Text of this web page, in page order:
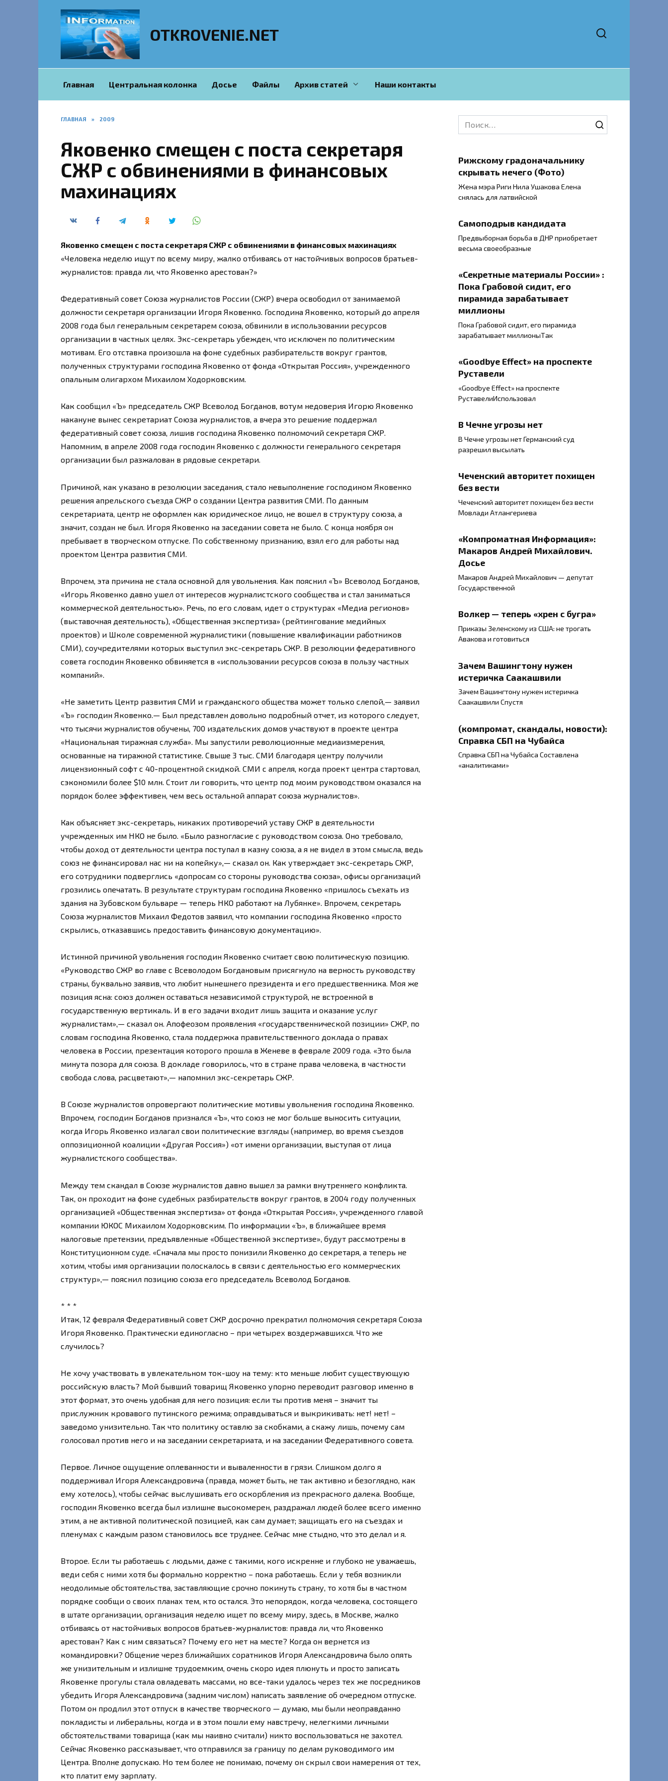
OTKROVENIE.NET
Главная Центральная колонка Досье Файлы Архив статей Наши контакты
ГЛАВНАЯ » 2009
Яковенко смещен с поста секретаря
СЖР с обвинениями в финансовых
махинациях
Яковенко смещен с поста секретаря СЖР с обвинениями в финансовых махинациях
«Человека неделю ищут по всему миру, жалко отбиваясь от настойчивых вопросов братьев-
журналистов: правда ли, что Яковенко арестован?»
Федеративный совет Союза журналистов России (СЖР) вчера освободил от занимаемой
должности секретаря организации Игоря Яковенко. Господина Яковенко, который до апреля
2008 года был генеральным секретарем союза, обвинили в использовании ресурсов
организации в частных целях. Экс-секретарь убежден, что исключен по политическим
мотивам. Его отставка произошла на фоне судебных разбирательств вокруг грантов,
полученных структурами господина Яковенко от фонда «Открытая Россия», учрежденного
опальным олигархом Михаилом Ходорковским.
Как сообщил «Ъ» председатель СЖР Всеволод Богданов, вотум недоверия Игорю Яковенко
накануне вынес секретариат Союза журналистов, а вчера это решение поддержал
федеративный совет союза, лишив господина Яковенко полномочий секретаря СЖР.
Напомним, в апреле 2008 года господин Яковенко с должности генерального секретаря
организации был разжалован в рядовые секретари.
Причиной, как указано в резолюции заседания, стало невыполнение господином Яковенко
решения апрельского съезда СЖР о создании Центра развития СМИ. По данным
секретариата, центр не оформлен как юридическое лицо, не вошел в структуру союза, а
значит, создан не был. Игоря Яковенко на заседании совета не было. С конца ноября он
пребывает в творческом отпуске. По собственному признанию, взял его для работы над
проектом Центра развития СМИ.
Впрочем, эта причина не стала основной для увольнения. Как пояснил «Ъ» Всеволод Богданов,
«Игорь Яковенко давно ушел от интересов журналистского сообщества и стал заниматься
коммерческой деятельностью». Речь, по его словам, идет о структурах «Медиа регионов»
(выставочная деятельность), «Общественная экспертиза» (рейтингование медийных
проектов) и Школе современной журналистики (повышение квалификации работников
СМИ), соучредителями которых выступил экс-секретарь СЖР. В резолюции федеративного
совета господин Яковенко обвиняется в «использовании ресурсов союза в пользу частных
компаний».
«Не заметить Центр развития СМИ и гражданского общества может только слепой,— заявил
«Ъ» господин Яковенко.— Был представлен довольно подробный отчет, из которого следует,
что тысячи журналистов обучены, 700 издательских домов участвуют в проекте центра
«Национальная тиражная служба». Мы запустили революционные медиаизмерения,
основанные на тиражной статистике. Свыше 3 тыс. СМИ благодаря центру получили
лицензионный софт с 40-процентной скидкой. СМИ с апреля, когда проект центра стартовал,
сэкономили более $10 млн. Стоит ли говорить, что центр под моим руководством оказался на
порядок более эффективен, чем весь остальной аппарат союза журналистов».
Как объясняет экс-секретарь, никаких противоречий уставу СЖР в деятельности
учрежденных им НКО не было. «Было разногласие с руководством союза. Оно требовало,
чтобы доход от деятельности центра поступал в казну союза, а я не видел в этом смысла, ведь
союз не финансировал нас ни на копейку»,— сказал он. Как утверждает экс-секретарь СЖР,
его сотрудники подверглись «допросам со стороны руководства союза», офисы организаций
грозились опечатать. В результате структурам господина Яковенко «пришлось съехать из
здания на Зубовском бульваре — теперь НКО работают на Лубянке». Впрочем, секретарь
Союза журналистов Михаил Федотов заявил, что компании господина Яковенко «просто
скрылись, отказавшись предоставить финансовую документацию».
Истинной причиной увольнения господин Яковенко считает свою политическую позицию.
«Руководство СЖР во главе с Всеволодом Богдановым присягнуло на верность руководству
страны, буквально заявив, что любит нынешнего президента и его предшественника. Моя же
позиция ясна: союз должен оставаться независимой структурой, не встроенной в
государственную вертикаль. И в его задачи входит лишь защита и оказание услуг
журналистам»,— сказал он. Апофеозом проявления «государственнической позиции» СЖР, по
словам господина Яковенко, стала поддержка правительственного доклада о правах
человека в России, презентация которого прошла в Женеве в феврале 2009 года. «Это была
минута позора для союза. В докладе говорилось, что в стране права человека, в частности
свобода слова, расцветают»,— напомнил экс-секретарь СЖР.
В Союзе журналистов опровергают политические мотивы увольнения господина Яковенко.
Впрочем, господин Богданов признался «Ъ», что союз не мог больше выносить ситуации,
когда Игорь Яковенко излагал свои политические взгляды (например, во время съездов
оппозиционной коалиции «Другая Россия») «от имени организации, выступая от лица
журналистского сообщества».
Между тем скандал в Союзе журналистов давно вышел за рамки внутреннего конфликта.
Так, он проходит на фоне судебных разбирательств вокруг грантов, в 2004 году полученных
организацией «Общественная экспертиза» от фонда «Открытая Россия», учрежденного главой
компании ЮКОС Михаилом Ходорковским. По информации «Ъ», в ближайшее время
налоговые претензии, предъявленные «Общественной экспертизе», будут рассмотрены в
Конституционном суде. «Сначала мы просто понизили Яковенко до секретаря, а теперь не
хотим, чтобы имя организации полоскалось в связи с деятельностью его коммерческих
структур»,— пояснил позицию союза его председатель Всеволод Богданов.
* * *
Итак, 12 февраля Федеративный совет СЖР досрочно прекратил полномочия секретаря Союза
Игоря Яковенко. Практически единогласно – при четырех воздержавшихся. Что же
случилось?
Не хочу участвовать в увлекательном ток-шоу на тему: кто меньше любит существующую
российскую власть? Мой бывший товарищ Яковенко упорно переводит разговор именно в
этот формат, это очень удобная для него позиция: если ты против меня – значит ты
прислужник кровавого путинского режима; оправдываться и выкрикивать: нет! нет! –
заведомо унизительно. Так что политику оставлю за скобками, а скажу лишь, почему сам
голосовал против него и на заседании секретариата, и на заседании Федеративного совета.
Первое. Личное ощущение оплеванности и вываленности в грязи. Слишком долго я
поддерживал Игоря Александровича (правда, может быть, не так активно и безоглядно, как
ему хотелось), чтобы сейчас выслушивать его оскорбления из прекрасного далека. Вообще,
господин Яковенко всегда был излишне высокомерен, раздражал людей более всего именно
этим, а не активной политической позицией, как сам думает; защищать его на съездах и
пленумах с каждым разом становилось все труднее. Сейчас мне стыдно, что это делал и я.
Второе. Если ты работаешь с людьми, даже с такими, кого искренне и глубоко не уважаешь,
веди себя с ними хотя бы формально корректно – пока работаешь. Если у тебя возникли
неодолимые обстоятельства, заставляющие срочно покинуть страну, то хотя бы в частном
порядке сообщи о своих планах тем, кто остался. Это непорядок, когда человека, состоящего
в штате организации, организация неделю ищет по всему миру, здесь, в Москве, жалко
отбиваясь от настойчивых вопросов братьев-журналистов: правда ли, что Яковенко
арестован? Как с ним связаться? Почему его нет на месте? Когда он вернется из
командировки? Общение через ближайших соратников Игоря Александровича было опять
же унизительным и излишне трудоемким, очень скоро идея плюнуть и просто записать
Яковенке прогулы стала овладевать массами, но все-таки удалось через тех же посредников
убедить Игоря Александровича (задним числом) написать заявление об очередном отпуске.
Потом он продлил этот отпуск в качестве творческого — думаю, мы были неоправданно
покладисты и либеральны, когда и в этом пошли ему навстречу, нелегкими личными
обстоятельствами товарища (как мы наивно считали) никто воспользоваться не захотел.
Сейчас Яковенко рассказывает, что отправился за границу по делам руководимого им
Центра. Вполне допускаю. Но тем более не понимаю, почему он скрыл свои намерения от тех,
кто платит ему зарплату.
Search
for:
Рижскому градоначальнику
скрывать нечего (Фото)
Жена мэра Риги Нила Ушакова Елена
снялась для латвийской
Самоподрыв кандидата
Предвыборная борьба в ДНР приобретает
весьма своеобразные
«Секретные материалы России» :
Пока Грабовой сидит, его
пирамида зарабатывает
миллионы
Пока Грабовой сидит, его пирамида
зарабатывает миллионыТак
«Goodbye Еffect» на проспекте
Руставели
«Goodbye Еffect» на проспекте
РуставелиИспользовал
В Чечне угрозы нет
В Чечне угрозы нет Германский суд
разрешил высылать
Чеченский авторитет похищен
без вести
Чеченский авторитет похищен без вести
Мовлади Атлангериева
«Компроматная Информация»:
Макаров Андрей Михайлович.
Досье
Макаров Андрей Михайлович — депутат
Государственной
Волкер — теперь «хрен с бугра»
Приказы Зеленскому из США: не трогать
Авакова и готовиться
Зачем Вашингтону нужен
истеричка Саакашвили
Зачем Вашингтону нужен истеричка
Саакашвили Спустя
(компромат, скандалы, новости):
Справка СБП на Чубайса
Справка СБП на Чубайса Составлена
«аналитиками»